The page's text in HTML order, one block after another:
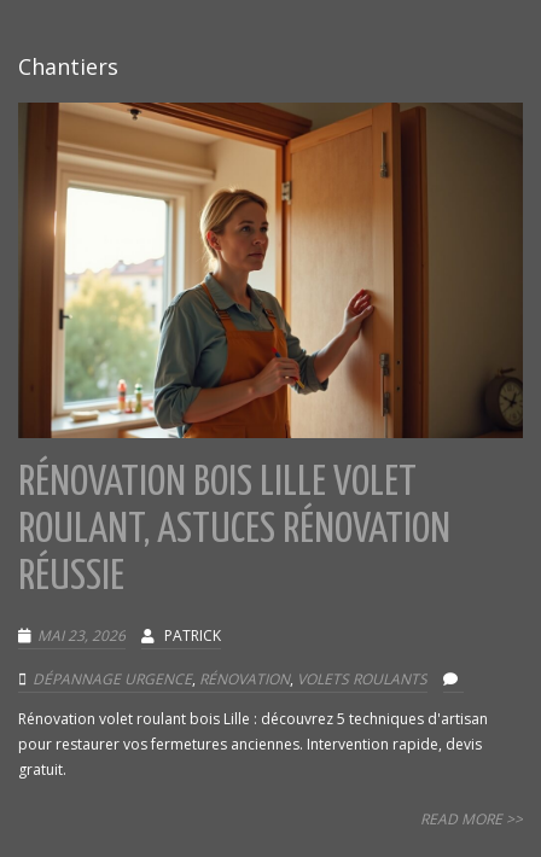
Chantiers
RÉNOVATION BOIS LILLE VOLET
ROULANT, ASTUCES RÉNOVATION
RÉUSSIE
MAI 23, 2026 PATRICK
DÉPANNAGE URGENCE, RÉNOVATION, VOLETS ROULANTS
Rénovation volet roulant bois Lille : découvrez 5 techniques d'artisan
pour restaurer vos fermetures anciennes. Intervention rapide, devis
gratuit.
READ MORE >>